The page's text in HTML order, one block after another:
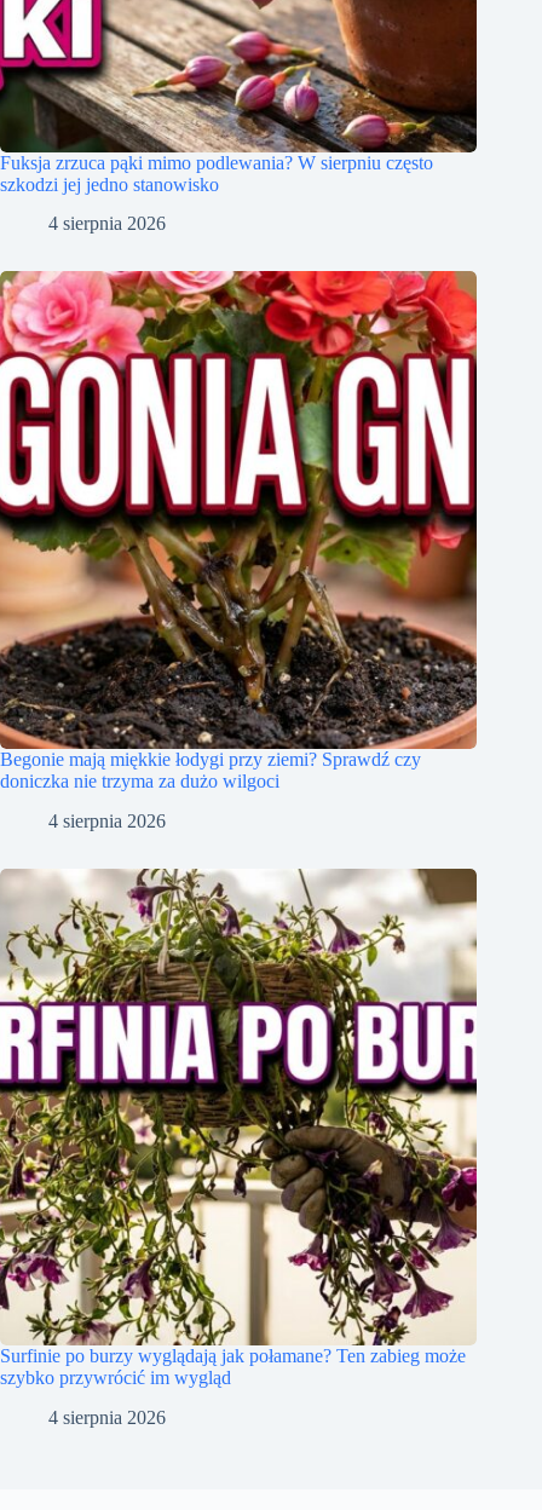
Fuksja zrzuca pąki mimo podlewania? W sierpniu często
szkodzi jej jedno stanowisko
4 sierpnia 2026
Begonie mają miękkie łodygi przy ziemi? Sprawdź czy
doniczka nie trzyma za dużo wilgoci
4 sierpnia 2026
Surfinie po burzy wyglądają jak połamane? Ten zabieg może
szybko przywrócić im wygląd
4 sierpnia 2026